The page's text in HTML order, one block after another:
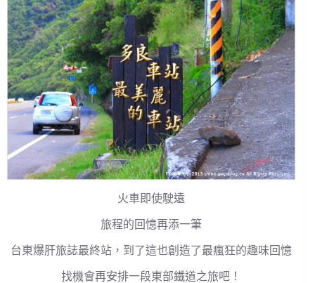
火車即使駛遠
旅程的回憶再添一筆
台東爆肝旅誌最終站，到了這也創造了最瘋狂的趣味回憶
找機會再安排一段東部鐵道之旅吧！